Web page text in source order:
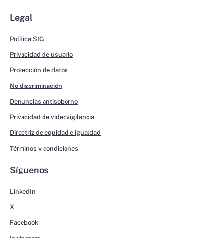
Legal
Política SIG
Privacidad de usuario
Protección de datos
No discriminación
Denuncias antisoborno
Privacidad de videovigilancia
Directriz de equidad e igualdad
Términos y condiciones
Síguenos
LinkedIn
X
Facebook